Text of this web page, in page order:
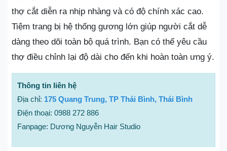
thợ cắt diễn ra nhịp nhàng và có độ chính xác cao.
Tiệm trang bị hệ thống gương lớn giúp người cắt dễ
dàng theo dõi toàn bộ quá trình. Bạn có thể yêu cầu
thợ điều chỉnh lại độ dài cho đến khi hoàn toàn ưng ý.
Thông tin liên hệ
Địa chỉ: 175 Quang Trung, TP Thái Bình, Thái Bình
Điện thoại: 0988 272 886
Fanpage: Dương Nguyễn Hair Studio